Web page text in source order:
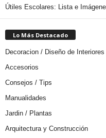
Útiles Escolares: Lista e
Lo Más Destacado
Decoracion / Diseño de Interiores
Accesorios
Consejos / Tips
Manualidades
Jardin / Plantas
Arquitectura y Construcción